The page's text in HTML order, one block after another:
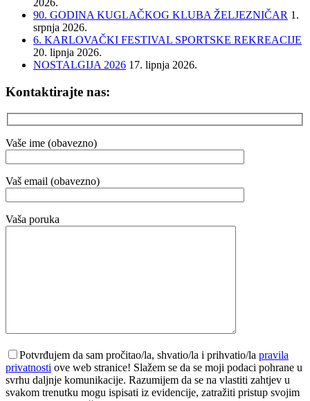
2026.
90. GODINA KUGLAČKOG KLUBA ŽELJEZNIČAR 1.
srpnja 2026.
6. KARLOVAČKI FESTIVAL SPORTSKE REKREACIJE
20. lipnja 2026.
NOSTALGIJA 2026 17. lipnja 2026.
Kontaktirajte nas:
Vaše ime (obavezno)
Vaš email (obavezno)
Vaša poruka
Potvrđujem da sam pročitao/la, shvatio/la i prihvatio/la pravila
privatnosti ove web stranice! Slažem se da se moji podaci pohrane u
svrhu daljnje komunikacije. Razumijem da se na vlastiti zahtjev u
svakom trenutku mogu ispisati iz evidencije, zatražiti pristup svojim